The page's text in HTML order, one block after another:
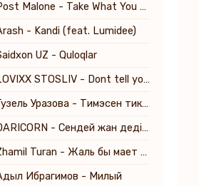
Post Malone - Take What You Want (feat. Ozzy Osbourne & Travis Scott)
- Kandi (feat. Lumidee)
UZ - Quloqlar
LOVIXX STOSLIV - Dont tell your dreams to everybody
Гузель Уразова - Тимэсен тик кузлэрем
DARICORN - Сендей жан деді маған Тәңір бермейді
Zhamil Turan - Жаль бы мает так
Ибрагимов - Милый